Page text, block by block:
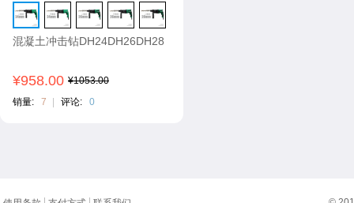
混凝土冲击钻DH24DH26DH28
¥958.00 ¥1053.00
销量:
7 评论: 0